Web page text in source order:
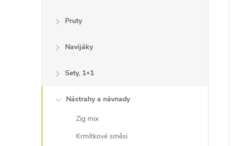
Pruty
Navijáky
Sety, 1+1
Nástrahy a návnady
Zig mix
Krmítkové směsi